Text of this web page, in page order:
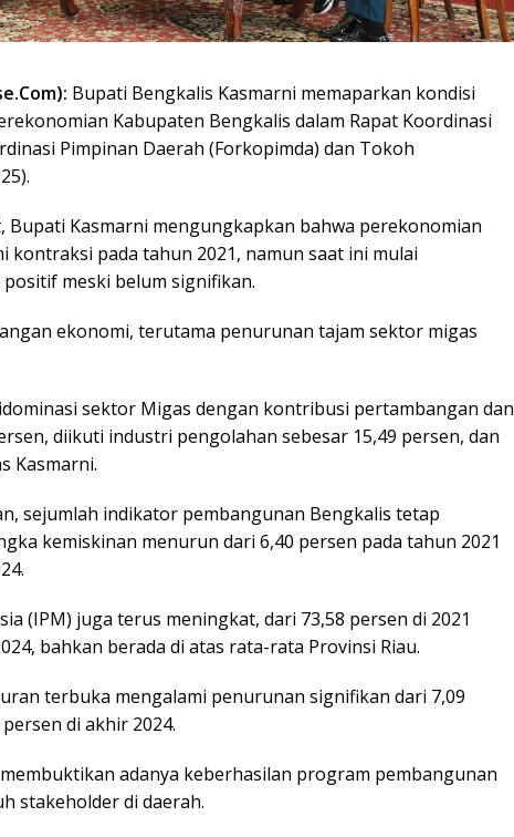
Bupati Bengkalis Kasmarni memaparkan kondisi
Kabupaten Bengkalis dalam Rapat Koordinasi
Pimpinan Daerah (Forkopimda) dan Tokoh
Bupati Kasmarni mengungkapkan bahwa perekonomian
kontraksi pada tahun 2021, namun saat ini mulai
meski belum signifikan.
ekonomi, terutama penurunan tajam sektor migas
sektor Migas dengan kontribusi pertambangan dan
diikuti industri pengolahan sebesar 15,49 persen, dan
Kasmarni.
sejumlah indikator pembangunan Bengkalis tetap
kemiskinan menurun dari 6,40 persen pada tahun 2021
(IPM) juga terus meningkat, dari 73,58 persen di 2021
bahkan berada di atas rata-rata Provinsi Riau.
terbuka mengalami penurunan signifikan dari 7,09
di akhir 2024.
adanya keberhasilan program pembangunan
stakeholder di daerah.